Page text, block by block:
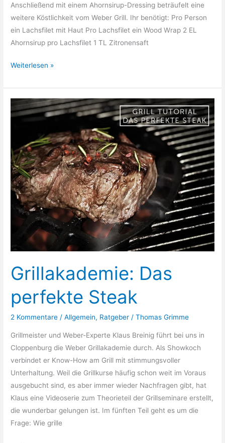
Anschließend mit einem Ahornsirup-Dressing beträufelt eine
weitere Köstlichkeit vom Weber Grill. Ihr benötigt: Pro Person
ein Lachsfilet mit Haut Pro Lachsfilet ein Wood Wrap 2 EL
Ahornsirup pro Lachsfilet 1 TL Zitronensaft
Grillrezept:
mit
Ahornsirup
Weiterlesen »
Grillakademie: Das
perfekte Steak
2 Kommentare /Allgemein, Ratgeber /Thomas Grimme
Grillmeister und Weber-Experte Klaus Breinig führt bei uns in
Cloppenburg die Weber Grillakademie durch. Als Showkoch
verbindet er Know-How am Grill mit stimmungsvoller
Unterhaltung. Weil die Grillkurse häufig schon weit im Voraus
ausgebucht sind, es aber immer wieder Nachfragen gibt, hat
Klaus eine Videoserie zum Theorieteil der Grillseminare erstellt,
die wunderbar gelungen ist. Im fünften Teil geht es um die
Frage: Wie grille